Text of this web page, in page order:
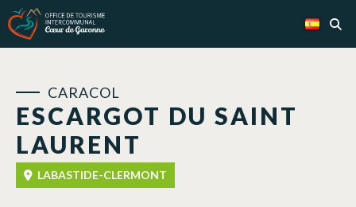
ESCARGOT DU SAINT
LAURENT
CARACOL
LABASTIDE-CLERMONT
Panel de gestión de cookies